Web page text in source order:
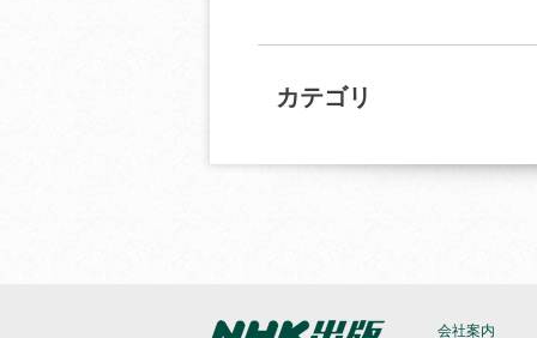
カテゴリ
会社案内